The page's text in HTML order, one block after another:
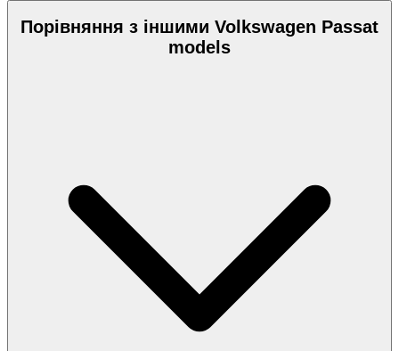
Порівняння з іншими Volkswagen Passat
models